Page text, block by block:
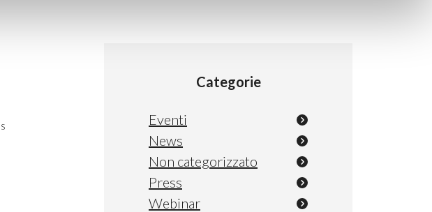
Categorie
Eventi
News
Non categorizzato
Press
Webinar